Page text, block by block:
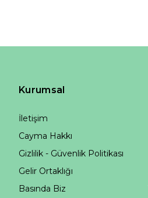
Kurumsal
İletişim
Cayma Hakkı
Gizlilik - Güvenlik Politikası
Gelir Ortaklığı
Basında Biz